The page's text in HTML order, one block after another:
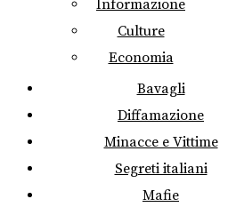
Informazione
Culture
Economia
Bavagli
Diffamazione
Minacce e Vittime
Segreti italiani
Mafie